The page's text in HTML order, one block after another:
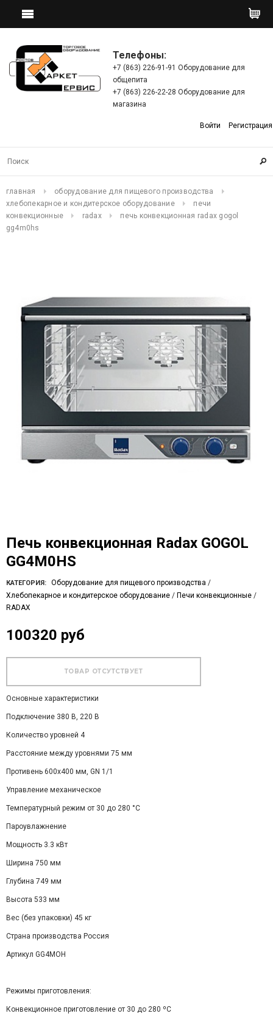
Телефоны:
+7 (863) 226-91-91 Оборудование для
общепита
+7 (863) 226-22-28 Оборудование для
магазина
Войти Регистрация
главная
оборудование для пищевого производства
хлебопекарное и кондитерское оборудование
печи
конвекционные
radax
печь конвекционная radax gogol
gg4m0hs
Печь конвекционная Radax GOGOL
GG4M0HS
КАТЕГОРИЯ: Оборудование для пищевого производства /
Хлебопекарное и кондитерское оборудование / Печи конвекционные /
RADAX
100320 руб
Основные характеристики
Подключение 380 В, 220 В
Количество уровней 4
Расстояние между уровнями 75 мм
Противень 600х400 мм, GN 1/1
Управление механическое
Температурный режим от 30 до 280 °С
Пароувлажнение
Мощность 3.3 кВт
Ширина 750 мм
Глубина 749 мм
Высота 533 мм
Вес (без упаковки) 45 кг
Страна производства Россия
Артикул GG4MOH
Режимы приготовления:
Конвекционное приготовление от 30 до 280 ºС